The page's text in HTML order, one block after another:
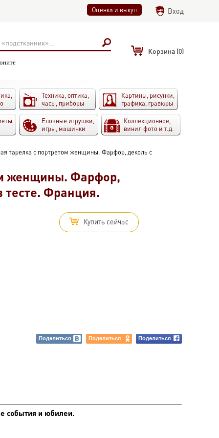
Оценка и выкуп Вход
Корзина (0)
Техника, оптика,
часы, приборы
Картины, рисунки,
графика, гравюры
Елочные игрушки,
игры, машинки
Коллекционное,
винил фото и т.д.
тарелка с портретом женщины. Фарфор, деколь с
женщины. Фарфор,
тесте. Франция.
Купить сейчас
Поделиться Поделиться Поделиться
события и юбилеи.